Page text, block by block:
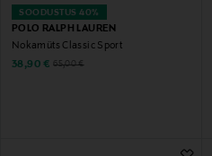
SOODUSTUS 40%
POLO RALPH LAUREN
Nokamüts Classic Sport
Discounted Price
38,90 € Original Price
65,00 €